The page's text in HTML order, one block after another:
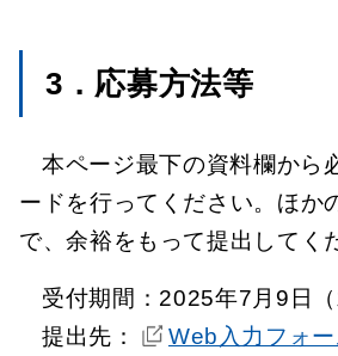
3．応募方法等
本ページ最下の資料欄から
ードを行ってください。ほか
で、余裕をもって提出してく
受付期間：2025年7月9日
提出先：
Web入力フォ